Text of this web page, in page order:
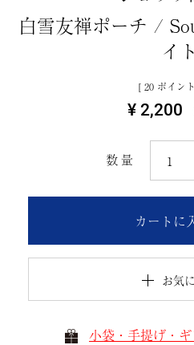
白雪友禅ポーチ /
イト
[ 20 ポイン
¥2,200
お気
カートに
小袋・手提げ・